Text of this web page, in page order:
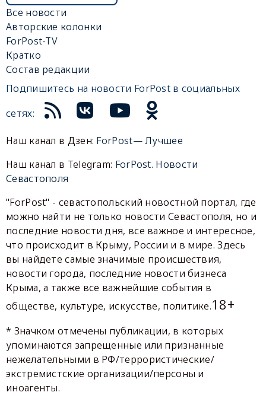
Все новости
Авторские колонки
ForPost-TV
Кратко
Состав редакции
Подпишитесь на новости ForPost в социальных
сетях:
Наш канал в Дзен: ForPost— Лучшее
Наш канал в Telegram: ForPost. Новости
Севастополя
"ForPost" - севастопольский новостной портал, где
можно найти не только новости Севастополя, но и
последние новости дня, все важное и интересное,
что происходит в Крыму, России и в мире. Здесь
вы найдете самые значимые происшествия,
новости города, последние новости бизнеса
Крыма, а также все важнейшие события в
обществе, культуре, искусстве, политике.18+
* Значком отмечены публикации, в которых
упоминаются запрещенные или признанные
нежелательными в РФ/террористические/
экстремистские организации/персоны и
иноагенты.